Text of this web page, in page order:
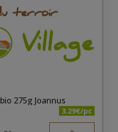
275g Joannus
3.29€/pc